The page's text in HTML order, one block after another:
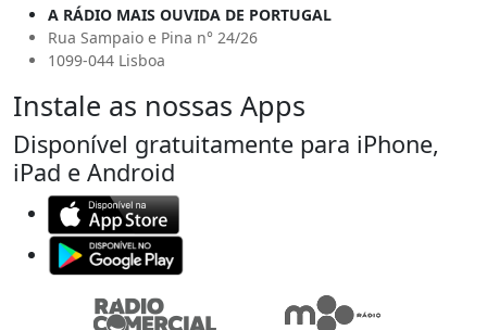
A RÁDIO MAIS OUVIDA DE PORTUGAL
Rua Sampaio e Pina n° 24/26
1099-044 Lisboa
Instale as nossas Apps
Disponível gratuitamente para iPhone,
iPad e Android